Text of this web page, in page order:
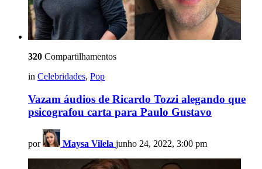
320 Compartilhamentos
in Celebridades, Pop
Vazam áudios de Ricardo Tozzi alegando que
psicografou carta para Paulo Gustavo
por Maysa Vilela junho 24, 2022, 3:00 pm